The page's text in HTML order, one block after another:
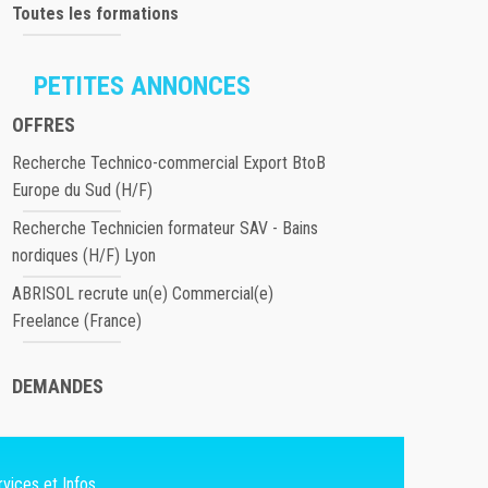
Toutes les formations
PETITES ANNONCES
OFFRES
Recherche Technico-commercial Export BtoB
Europe du Sud (H/F)
Recherche Technicien formateur SAV - Bains
nordiques (H/F) Lyon
ABRISOL recrute un(e) Commercial(e)
Freelance (France)
DEMANDES